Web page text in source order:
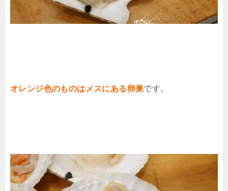
オレンジ色のものはメスにある卵巣です。